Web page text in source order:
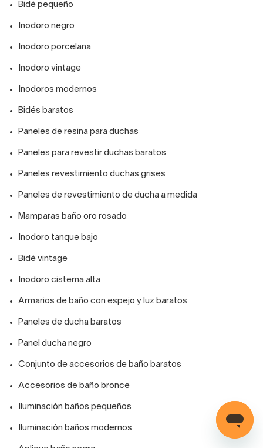
Bidé pequeño
Inodoro negro
Inodoro porcelana
Inodoro vintage
Inodoros modernos
Bidés baratos
Paneles de resina para duchas
Paneles para revestir duchas baratos
Paneles revestimiento duchas grises
Paneles de revestimiento de ducha a medida
Mamparas baño oro rosado
Inodoro tanque bajo
Bidé vintage
Inodoro cisterna alta
Armarios de baño con espejo y luz baratos
Paneles de ducha baratos
Panel ducha negro
Conjunto de accesorios de baño baratos
Accesorios de baño bronce
Iluminación baños pequeños
Iluminación baños modernos